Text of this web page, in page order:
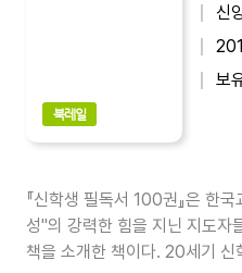
북레일
신
보
『신학생 필독서 100권』은 한
성''의 강력한 힘을 지닌 지도자
책을 소개한 책이다. 20세기 신